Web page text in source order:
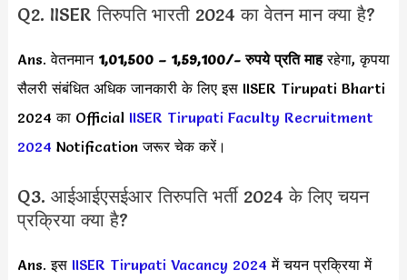
Q2. IISER तिरुपति भारती 2024 का वेतन मान क्या है?
Ans. वेतनमान 1,01,500 – 1,59,100/- रुपये प्रति माहरहेगा, कृपया
सैलरी संबंधित अधिक जानकारी के लिए इस IISER Tirupati Bharti
2024 का Official IISER Tirupati Faculty Recruitment
2024 Notification जरूर चेक करें।
Q3. आईआईएसईआर तिरुपति भर्ती 2024 के लिए चयन
प्रक्रिया क्या है?
Ans. इस IISER Tirupati Vacancy 2024 में चयन प्रक्रिया में